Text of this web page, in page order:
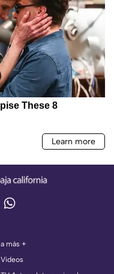
a más +
Videos